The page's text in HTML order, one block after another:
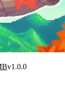
v1.0.0